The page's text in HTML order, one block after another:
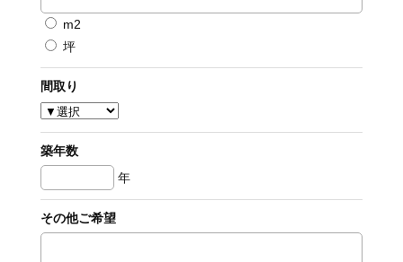
m2
坪
間取り
築年数
年
その他ご希望